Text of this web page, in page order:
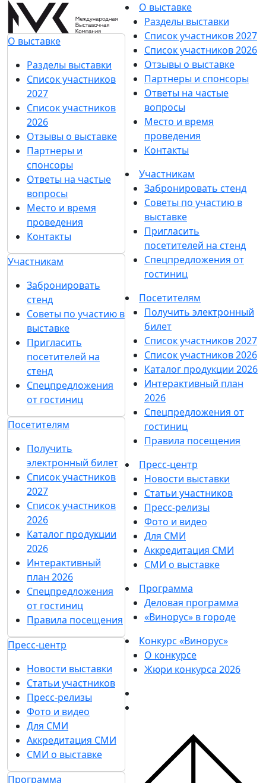
О выставке
Разделы выставки
Список участников
2027
Список участников
2026
Отзывы о выставке
Партнеры и
спонсоры
Ответы на частые
вопросы
Место и время
проведения
Контакты
Участникам
Забронировать
стенд
Советы по участию в
выставке
Пригласить
посетителей на
стенд
Спецпредложения
от гостиниц
Посетителям
Получить
электронный билет
Список участников
2027
Список участников
2026
Каталог продукции
2026
Интерактивный
план 2026
Спецпредложения
от гостиниц
Правила посещения
Пресс-центр
Новости выставки
Статьи участников
Пресс-релизы
Фото и видео
Для СМИ
Аккредитация СМИ
СМИ о выставке
Программа
О выставке
Разделы выставки
Список участников 2027
Список участников 2026
Отзывы о выставке
Партнеры и спонсоры
Ответы на частые
вопросы
Место и время
проведения
Контакты
Участникам
Забронировать стенд
Советы по участию в
выставке
Пригласить
посетителей на стенд
Спецпредложения от
гостиниц
Посетителям
Получить электронный
билет
Список участников 2027
Список участников 2026
Каталог продукции 2026
Интерактивный план
2026
Спецпредложения от
гостиниц
Правила посещения
Пресс-центр
Новости выставки
Статьи участников
Пресс-релизы
Фото и видео
Для СМИ
Аккредитация СМИ
СМИ о выставке
Программа
Деловая программа
«Винорус» в городе
Конкурс «Винорус»
О конкурсе
Жюри конкурса 2026